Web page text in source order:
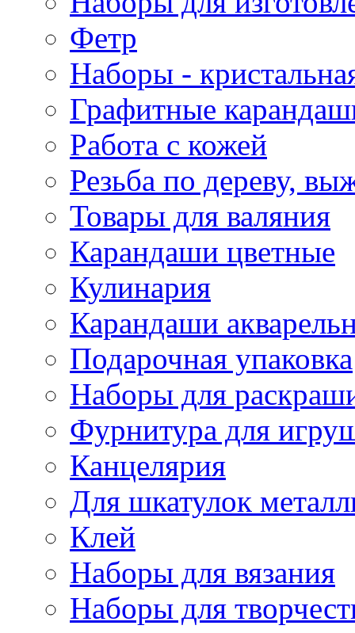
Фетр
Наборы -
Графитные
Работа с кожей
Резьба по дереву,
Товары для валяния
Карандаши цветные
Кулинария
Карандаши
Подарочная упаковка
Наборы для
Фурнитура для
Канцелярия
Для шкатулок
Клей
Наборы для вязания
Наборы для